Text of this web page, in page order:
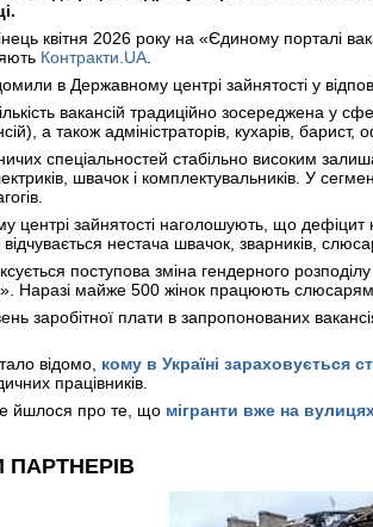
квітня 2026 року на «Єдиному порталі
Контракти.UA
в Державному центрі зайнятості у
вакансій традиційно зосереджена у
а також адміністраторів, кухарів, барист,
спеціальностей стабільно високим
швачок і комплектувальників. У
центрі зайнятості наголошують, що дефіцит
нестача швачок, зварників,
поступова зміна гендерного
Наразі майже 500 жінок працюють
заробітної плати в запропонованих
відомо, кому в Україні зараховується
працівників.
йшлося про те, що мігранти вже на